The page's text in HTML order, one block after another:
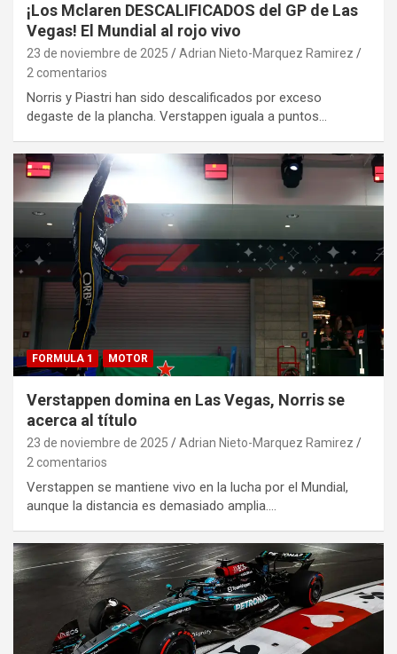
¡Los Mclaren DESCALIFICADOS del GP de Las
Vegas! El Mundial al rojo vivo
23 de noviembre de 2025
Adrian Nieto-Marquez Ramirez
2 comentarios
Norris y Piastri han sido descalificados por exceso
degaste de la plancha. Verstappen iguala a puntos…
FORMULA 1 MOTOR
Verstappen domina en Las Vegas, Norris se
acerca al título
23 de noviembre de 2025
Adrian Nieto-Marquez Ramirez
2 comentarios
Verstappen se mantiene vivo en la lucha por el Mundial,
aunque la distancia es demasiado amplia.…